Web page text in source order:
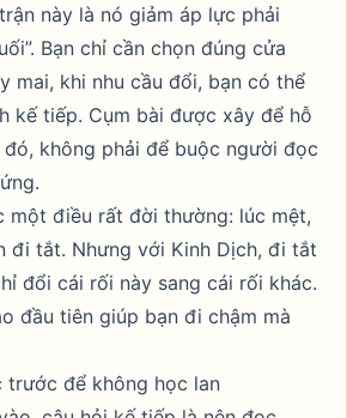
này là nó giảm áp lực phải
Bạn chỉ cần chọn đúng cửa
mai, khi nhu cầu đổi, bạn có thể
kế tiếp. Cụm bài được xây để hỗ
không phải để buộc người đọc
một điều rất đời thường: lúc mệt,
đi tắt. Nhưng với Kinh Dịch, đi tắt
đổi cái rối này sang cái rối khác.
đầu tiên giúp bạn đi chậm mà
trước để không học lan